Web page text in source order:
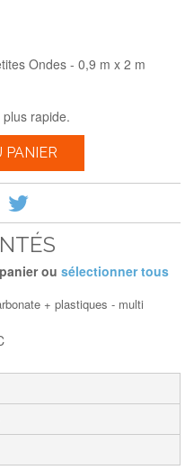
Ondes - 0,9 m x 2 m
rapide.
PANIER
ou sélectionner tous
+ plastiques - multi